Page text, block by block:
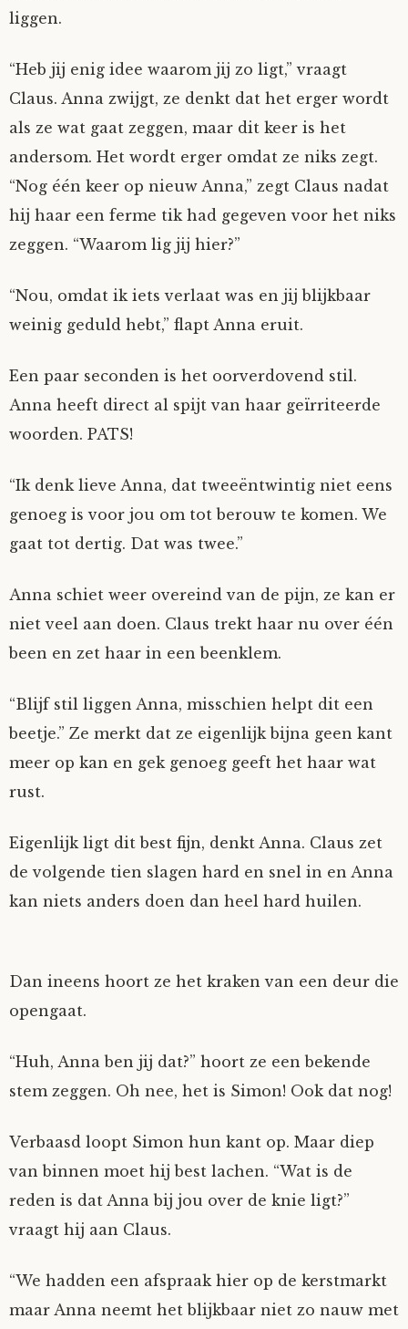
liggen.
“Heb jij enig idee waarom jij zo ligt,” vraagt
Claus. Anna zwijgt, ze denkt dat het erger wordt
als ze wat gaat zeggen, maar dit keer is het
andersom. Het wordt erger omdat ze niks zegt.
“Nog één keer op nieuw Anna,” zegt Claus nadat
hij haar een ferme tik had gegeven voor het niks
zeggen. “Waarom lig jij hier?”
“Nou, omdat ik iets verlaat was en jij blijkbaar
weinig geduld hebt,” flapt Anna eruit.
Een paar seconden is het oorverdovend stil.
Anna heeft direct al spijt van haar geïrriteerde
woorden. PATS!
“Ik denk lieve Anna, dat tweeëntwintig niet eens
genoeg is voor jou om tot berouw te komen. We
gaat tot dertig. Dat was twee.”
Anna schiet weer overeind van de pijn, ze kan er
niet veel aan doen. Claus trekt haar nu over één
been en zet haar in een beenklem.
“Blijf stil liggen Anna, misschien helpt dit een
beetje.” Ze merkt dat ze eigenlijk bijna geen kant
meer op kan en gek genoeg geeft het haar wat
rust.
Eigenlijk ligt dit best fijn, denkt Anna. Claus zet
de volgende tien slagen hard en snel in en Anna
kan niets anders doen dan heel hard huilen.
Dan ineens hoort ze het kraken van een deur die
opengaat.
“Huh, Anna ben jij dat?” hoort ze een bekende
stem zeggen. Oh nee, het is Simon! Ook dat nog!
Verbaasd loopt Simon hun kant op. Maar diep
van binnen moet hij best lachen. “Wat is de
reden is dat Anna bij jou over de knie ligt?”
vraagt hij aan Claus.
“We hadden een afspraak hier op de kerstmarkt
maar Anna neemt het blijkbaar niet zo nauw met